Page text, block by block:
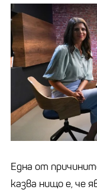
Една от
казва нищо е, че